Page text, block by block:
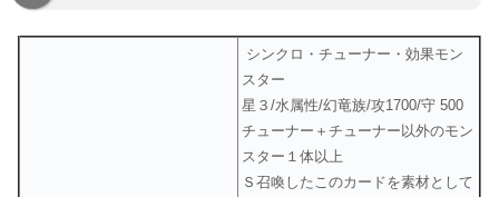
シンクロ・チューナー・効果モン
スター
星３/水属性/幻竜族/攻1700/守 500
チューナー＋チューナー以外のモン
スター１体以上
Ｓ召喚したこのカードを素材として